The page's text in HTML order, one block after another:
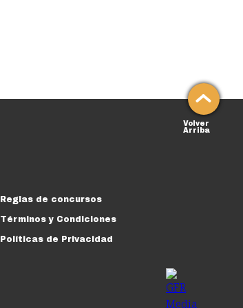
Volver
Arriba
Reglas de concursos
Términos y Condiciones
Políticas de Privacidad